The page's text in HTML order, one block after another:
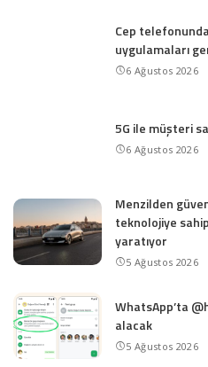
Cep
uygulamaları
6 Ağustos 2026
5G ile müşteri
6 Ağustos 2026
Menzilden
teknolojiye
yaratıyor
5 Ağustos 2026
WhatsApp’ta
alacak
5 Ağustos 2026